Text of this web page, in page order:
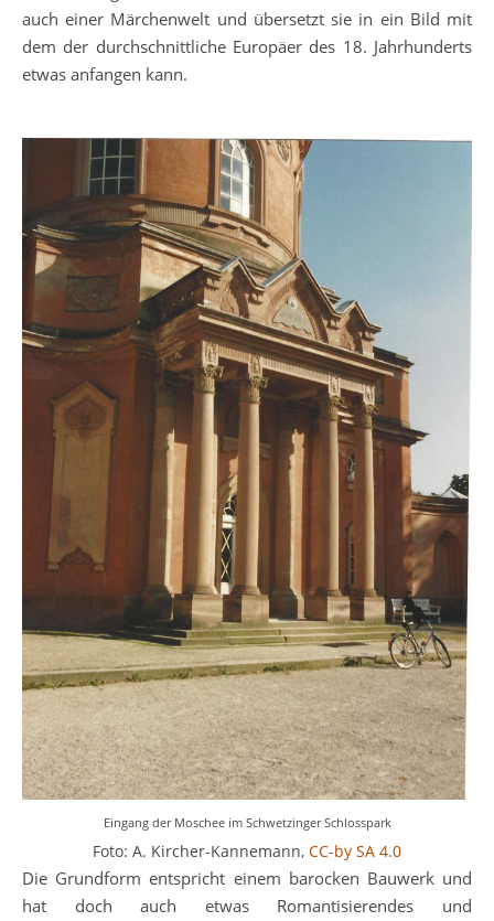
auch einer Märchenwelt und übersetzt sie in ein Bild mit
dem der durchschnittliche Europäer des 18. Jahrhunderts
etwas anfangen kann.
Eingang der Moschee im Schwetzinger Schlosspark
Foto: A. Kircher-Kannemann, CC-by SA 4.0
Die Grundform entspricht einem barocken Bauwerk und
hat doch auch etwas Romantisierendes und